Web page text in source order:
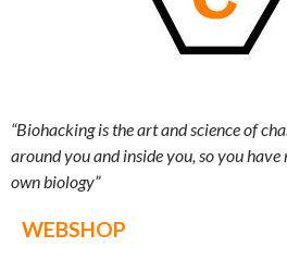
“Biohacking is the art and science of
around you and inside you, so you
own biology”
WEBSHOP